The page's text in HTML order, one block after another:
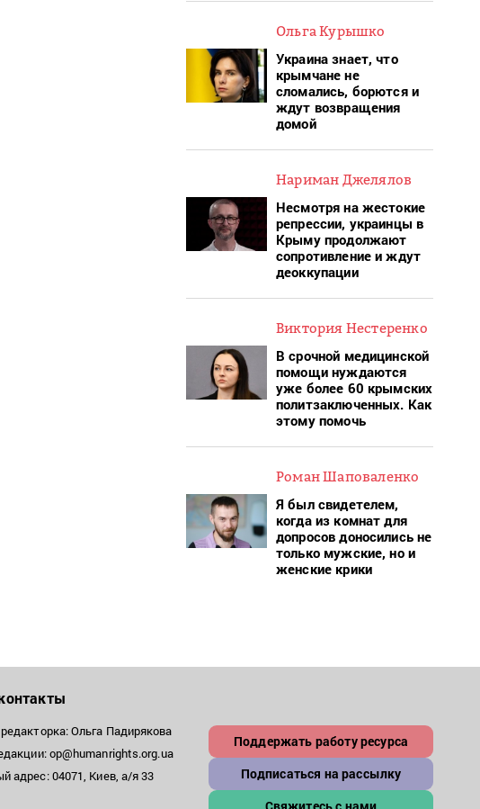
Ольга Курышко
Украина знает, что
крымчане не
сломались, борются и
ждут возвращения
домой
Нариман Джелялов
Несмотря на жестокие
репрессии, украинцы в
Крыму продолжают
сопротивление и ждут
деоккупации
Виктория Нестеренко
В срочной медицинской
помощи нуждаются
уже более 60 крымских
политзаключенных. Как
этому помочь
Роман Шаповаленко
Я был свидетелем,
когда из комнат для
допросов доносились не
только мужские, но и
женские крики
редакторка: Ольга Падирякова
op@humanrights.org.ua
адрес: 04071, Киев, а/я 33
Поддержать работу ресурса
Подписаться на рассылку
Свяжитесь с нами